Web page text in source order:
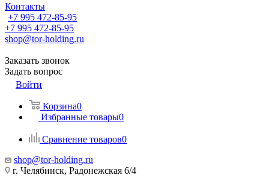
Контакты
+7 995 472-85-95
+7 995 472-85-95
shop@tor-holding.ru
Заказать звонок
Задать вопрос
Войти
Корзина0
Избранные товары0
Сравнение товаров0
shop@tor-holding.ru
г. Челябинск, Радонежская 6/4